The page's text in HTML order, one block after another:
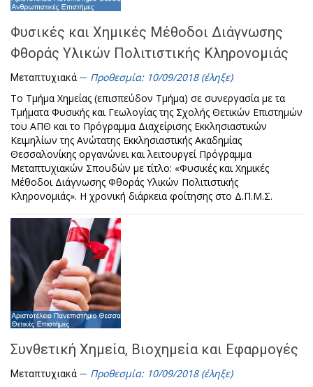
Φυσικές και Χημικές Μέθοδοι Διάγνωσης
Φθοράς Υλικών Πολιτιστικής Κληρονομιάς
Μεταπτυχιακά
Προθεσμία: 10/09/2018 (έληξε)
Το Τμήμα Χημείας (επισπεύδον Τμήμα) σε συνεργασία με τα
Τμήματα Φυσικής και Γεωλογίας της Σχολής Θετικών Επιστημών
του ΑΠΘ και το Πρόγραμμα Διαχείρισης Εκκλησιαστικών
Κειμηλίων της Ανώτατης Εκκλησιαστικής Ακαδημίας
Θεσσαλονίκης οργανώνει και λειτουργεί Πρόγραμμα
Μεταπτυχιακών Σπουδών με τίτλο: «Φυσικές και Χημικές
Μέθοδοι Διάγνωσης Φθοράς Υλικών Πολιτιστικής
Κληρονομιάς». Η χρονική διάρκεια φοίτησης στο Δ.Π.Μ.Σ.
Συνθετική Χημεία, Βιοχημεία και Εφαρμογές
Μεταπτυχιακά
Προθεσμία: 10/09/2018 (έληξε)